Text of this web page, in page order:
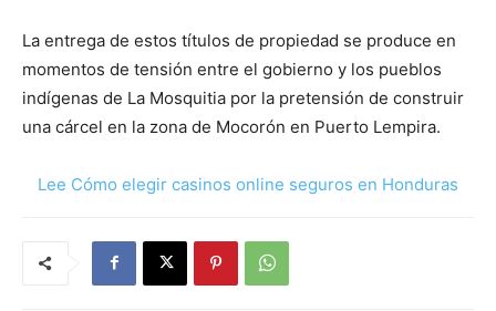
La entrega de estos títulos de propiedad se produce en
momentos de tensión entre el gobierno y los pueblos
indígenas de La Mosquitia por la pretensión de construir
una cárcel en la zona de Mocorón en Puerto Lempira.
Lee Cómo elegir casinos online seguros en Honduras